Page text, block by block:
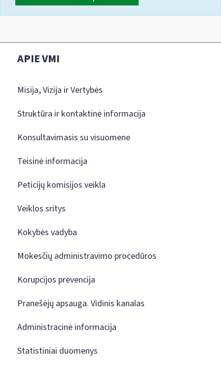
APIE VMI
Misija, Vizija ir Vertybės
Struktūra ir kontaktinė informacija
Konsultavimasis su visuomene
Teisinė informacija
Peticijų komisijos veikla
Veiklos sritys
Kokybės vadyba
Mokesčių administravimo procedūros
Korupcijos prevencija
Pranešėjų apsauga. Vidinis kanalas
Administracinė informacija
Statistiniai duomenys